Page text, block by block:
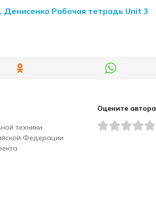
Денисенко Рабочая тетрадь Unit 3
техники.
Федерации
Оцените автора